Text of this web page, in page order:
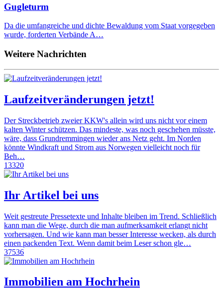
Gugleturm
Da die umfangreiche und dichte Bewaldung vom Staat vorgegeben
wurde, forderten Verbände A…
Weitere Nachrichten
Laufzeitveränderungen jetzt!
Der Streckbetrieb zweier KKW's allein wird uns nicht vor einem
kalten Winter schützen. Das mindeste, was noch geschehen müsste,
wäre, dass Grundremmingen wieder ans Netz geht. Im Norden
könnte Windkraft und Strom aus Norwegen vielleicht noch für
Beh…
13320
Ihr Artikel bei uns
Weit gestreute Pressetexte und Inhalte bleiben im Trend. Schließlich
kann man die Wege, durch die man aufmerksamkeit erlangt nicht
vorhersagen. Und wie kann man besser Interesse wecken, als durch
einen packenden Text. Wenn damit beim Leser schon gle…
37536
Immobilien am Hochrhein